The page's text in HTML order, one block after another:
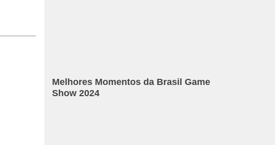
Melhores Momentos da Brasil Game
Show 2024